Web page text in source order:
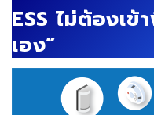
ESS ไม่ต้องเ
เอง”